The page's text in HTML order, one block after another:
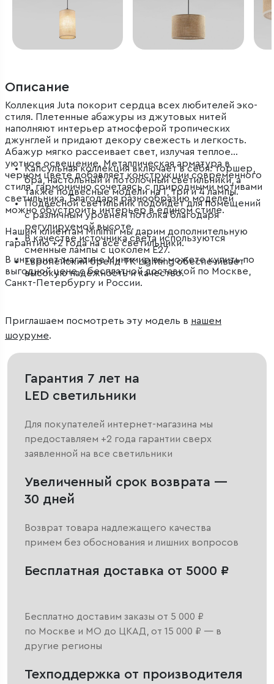
Описание
Коллекция Juta покорит сердца всех любителей эко-
стиля. Плетенные абажуры из джутовых нитей
наполняют интерьер атмосферой тропических
джунглей и придают декору свежесть и легкость.
Абажур мягко рассеивает свет, излучая теплое
уютное освещение. Металлическая арматура в
черном цвете добавляет конструкции современного
стиля, гармонично сочетаясь с природными мотивами
светильника. Благодаря разнообразию моделей
можно обустроить интерьер в едином стиле.
Капсульная коллекция включает в себя: торшер,
бра, настольный и потолочный светильники, а
также подвесные модели на 1, три и 4 лампы.
Подвесной светильник подойдет для помещений
с различным уровнем потолка благодаря
регулируемой высоте.
В качестве источника света используются
сменные лампы с цоколем Е27.
Европейский бренд TK Lighting обеспечивает
высокую надежность и качество.
Нашим клиентам Minimir мы дарим дополнительную
гарантию +2 года на все светильники.
В интернет-магазине Минимир вы можете купить по
выгодной цене с бесплатной доставкой по Москве,
Санкт-Петербургу и России.
Приглашаем посмотреть эту модель в нашем
шоуруме.
Гарантия 7 лет на
LED светильники
Для покупателей интернет-магазина мы
предоставляем +2 года гарантии сверх
заявленной на все светильники
Увеличенный срок возврата —
30 дней
Возврат товара надлежащего качества
примем без обоснования и лишних вопросов
Бесплатная доставка от 5000 ₽
Бесплатно доставим заказы от 5 000 ₽
по Москве и МО до ЦКАД, от 15 000 ₽ — в
другие регионы
Техподдержка от производителя